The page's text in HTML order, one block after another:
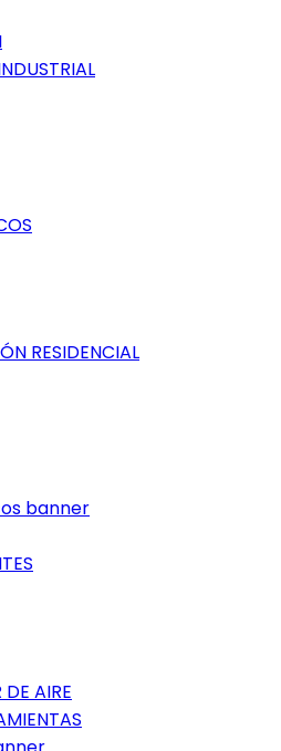
RESIDENCIAL
DE AIRE